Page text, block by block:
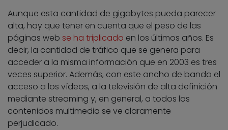
Aunque esta cantidad de gigabytes pueda parecer
alta, hay que tener en cuenta que el peso de las
páginas web se ha triplicado en los últimos años. Es
decir, la cantidad de tráfico que se genera para
acceder a la misma información que en 2003 es tres
veces superior. Además, con este ancho de banda el
acceso a los vídeos, a la televisión de alta definición
mediante streaming y, en general, a todos los
contenidos multimedia se ve claramente
perjudicado.